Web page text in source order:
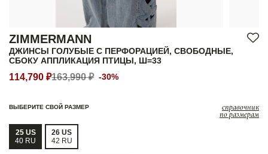
ZIMMERMANN
ДЖИНСЫ ГОЛУБЫЕ С ПЕРФОРАЦИЕЙ, СВОБОДНЫЕ,
СБОКУ АППЛИКАЦИЯ ПТИЦЫ, Ш=33
114,790 ₽163,990 ₽ -30%
ВЫБЕРИТЕ СВОЙ РАЗМЕР справочник
по размерам
25 US
40 RU
26 US
42 RU